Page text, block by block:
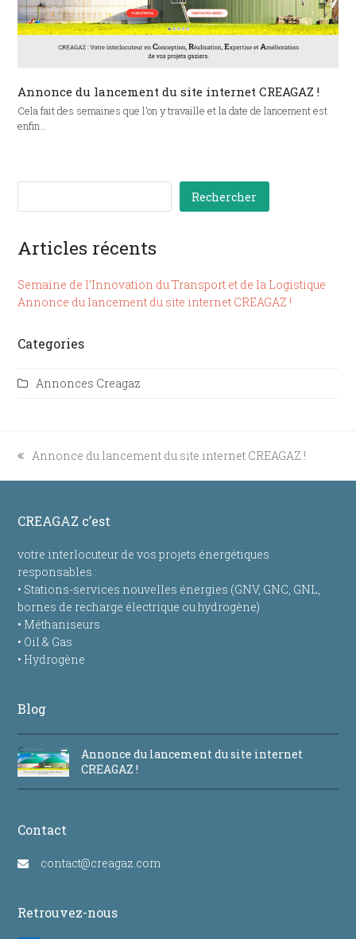
Annonce du lancement du site internet CREAGAZ !
Cela fait des semaines que l’on y travaille et la date de lancement est
enfin…
Rechercher
Articles récents
Semaine de l’Innovation du Transport et de la Logistique
Annonce du lancement du site internet CREAGAZ !
Categories
Annonces Creagaz
previous
post:
Annonce du lancement du site internet CREAGAZ !
CREAGAZ c’est
votre interlocuteur de vos projets énergétiques
responsables :
• Stations-services nouvelles énergies (GNV, GNC, GNL,
bornes de recharge électrique ou hydrogène)
• Méthaniseurs
• Oil & Gas
• Hydrogène
Blog
Annonce du lancement du site internet
CREAGAZ !
Contact
contact@creagaz.com
Retrouvez-nous